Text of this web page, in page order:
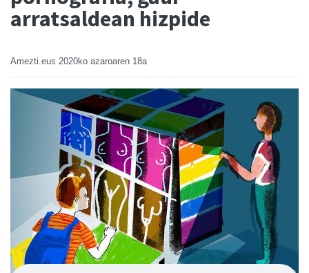
arratsaldean hizpide
Amezti.eus 2020ko azaroaren 18a